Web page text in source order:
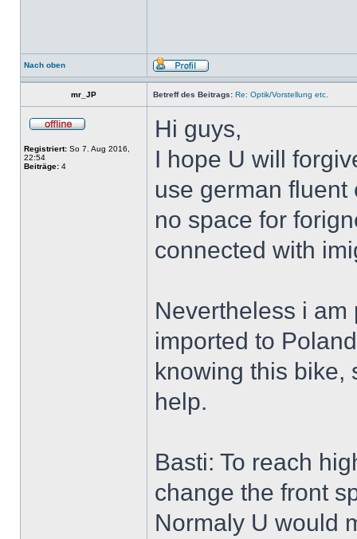
Nach oben
mr_JP Betreff des Beitrags: Re: Optik/Vorstellung etc.
Registriert: So 7. Aug 2016,
22:54
Beiträge: 4
Hi guys,
I hope U will
use german
no space for
connected with
Nevertheless i
imported to
knowing this bike,
help.
Basti: To reach
change the front
Normaly U would